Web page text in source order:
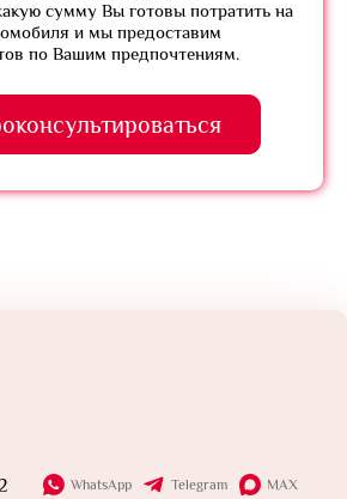
сумму Вы готовы потратить на
и мы предоставим
по Вашим предпочтениям.
WhatsApp Telegram MAX